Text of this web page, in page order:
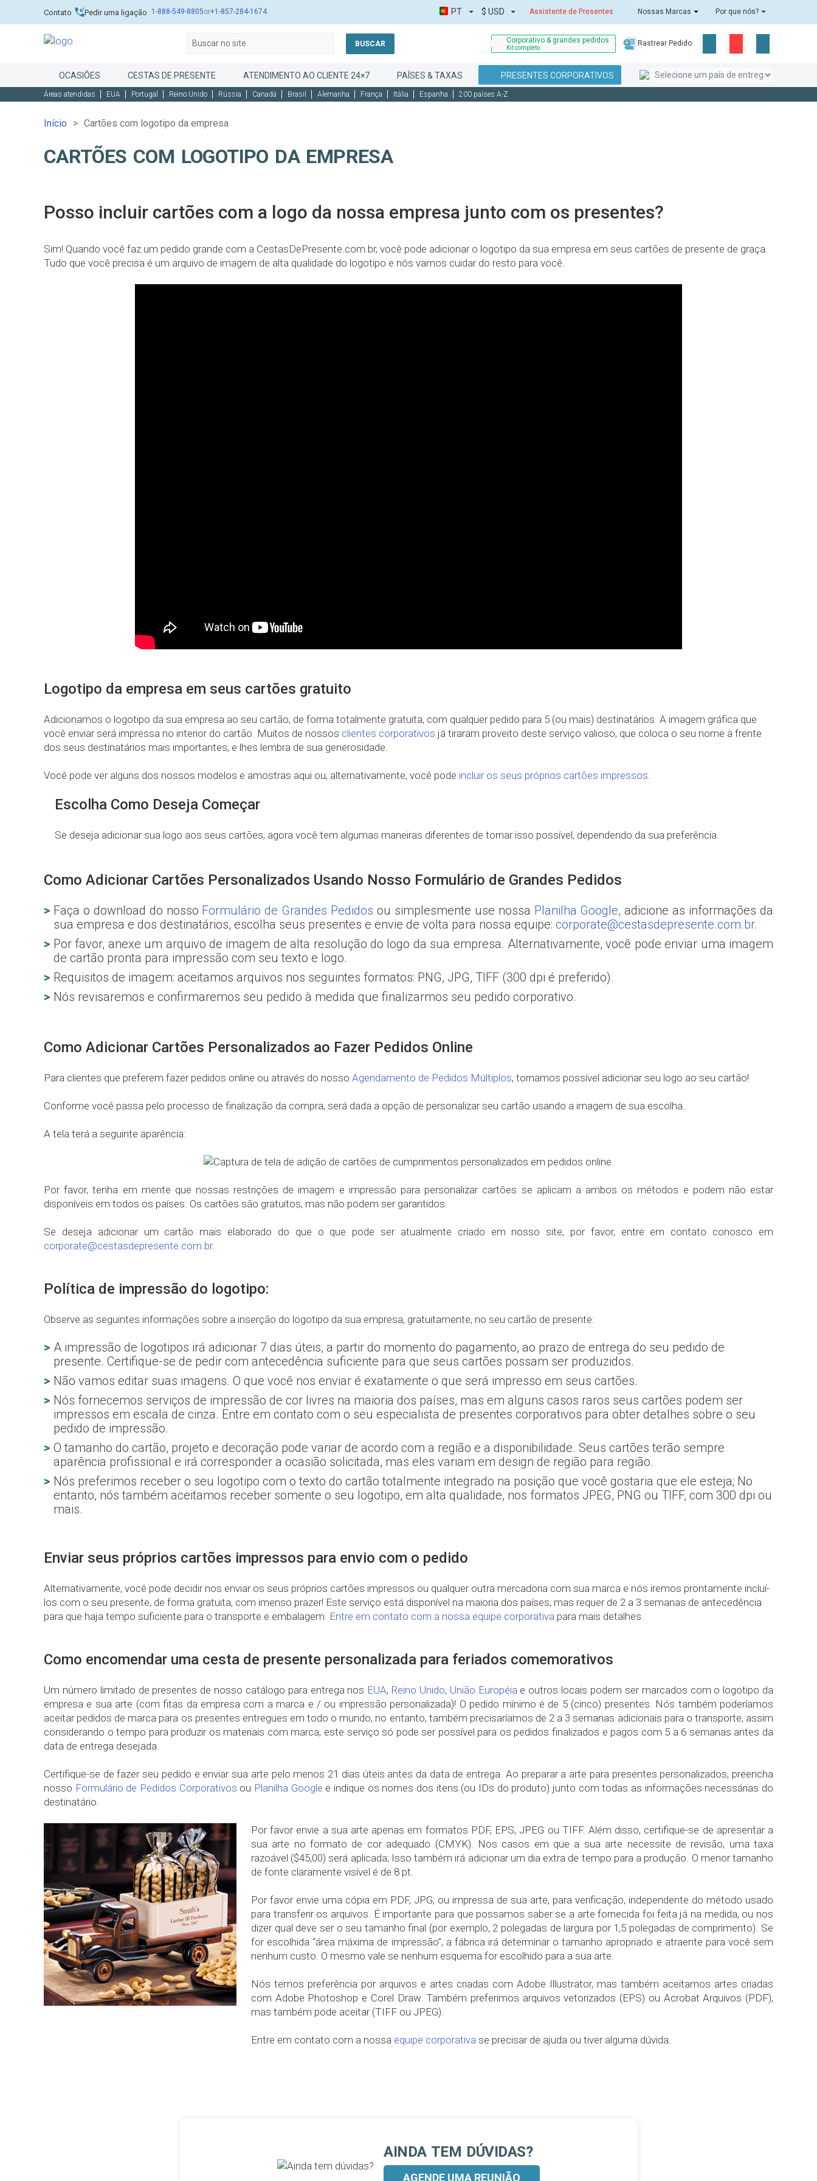
Contato Pedir uma ligação 1-888-549-8805or+1-857-284-1674 Assistente de Presentes Nossas Marcas Por que nós?
PT $ USD
BUSCAR Corporativo & grandes pedidos
Kit completo
Rastrear Pedido
OCASIÕES CESTAS DE PRESENTE ATENDIMENTO AO CLIENTE 24×7 PAÍSES & TAXAS PRESENTES CORPORATIVOS
Áreas atendidas EUA Portugal Reino Unido Rússia Canadá Brasil Alemanha França Itália Espanha 200 países A-Z
Início Cartões com logotipo da empresa
CARTÕES COM LOGOTIPO DA EMPRESA
Posso incluir cartões com a logo da nossa empresa junto com os presentes?
Sim! Quando você faz um pedido grande com a CestasDePresente.com.br, você pode adicionar o logotipo da sua empresa em seus cartões de presente de graça.
Tudo que você precisa é um arquivo de imagem de alta qualidade do logotipo e nós vamos cuidar do resto para você.
Logotipo da empresa em seus cartões gratuito
Adicionamos o logotipo da sua empresa ao seu cartão, de forma totalmente gratuita, com qualquer pedido para 5 (ou mais) destinatários. A imagem gráfica que
você enviar será impressa no interior do cartão. Muitos de nossos clientes corporativos já tiraram proveito deste serviço valioso, que coloca o seu nome à frente
dos seus destinatários mais importantes, e lhes lembra de sua generosidade.
Você pode ver alguns dos nossos modelos e amostras aqui ou, alternativamente, você pode incluir os seus próprios cartões impressos.
Escolha Como Deseja Começar
Se deseja adicionar sua logo aos seus cartões, agora você tem algumas maneiras diferentes de tornar isso possível, dependendo da sua preferência.
Como Adicionar Cartões Personalizados Usando Nosso Formulário de Grandes Pedidos
Faça o download do nosso Formulário de Grandes Pedidos ou simplesmente use nossa Planilha Google, adicione as informações da
sua empresa e dos destinatários, escolha seus presentes e envie de volta para nossa equipe: corporate@cestasdepresente.com.br.
Por favor, anexe um arquivo de imagem de alta resolução do logo da sua empresa. Alternativamente, você pode enviar uma imagem
de cartão pronta para impressão com seu texto e logo.
Requisitos de imagem: aceitamos arquivos nos seguintes formatos: PNG, JPG, TIFF (300 dpi é preferido).
Nós revisaremos e confirmaremos seu pedido à medida que finalizarmos seu pedido corporativo.
Como Adicionar Cartões Personalizados ao Fazer Pedidos Online
Para clientes que preferem fazer pedidos online ou através do nosso Agendamento de Pedidos Múltiplos, tornamos possível adicionar seu logo ao seu cartão!
Conforme você passa pelo processo de finalização da compra, será dada a opção de personalizar seu cartão usando a imagem de sua escolha.
A tela terá a seguinte aparência:
Por favor, tenha em mente que nossas restrições de imagem e impressão para personalizar cartões se aplicam a ambos os métodos e podem não estar
disponíveis em todos os países. Os cartões são gratuitos, mas não podem ser garantidos.
Se deseja adicionar um cartão mais elaborado do que o que pode ser atualmente criado em nosso site, por favor, entre em contato conosco em
corporate@cestasdepresente.com.br.
Política de impressão do logotipo:
Observe as seguintes informações sobre a inserção do logotipo da sua empresa, gratuitamente, no seu cartão de presente:
A impressão de logotipos irá adicionar 7 dias úteis, a partir do momento do pagamento, ao prazo de entrega do seu pedido de
presente. Certifique-se de pedir com antecedência suficiente para que seus cartões possam ser produzidos.
Não vamos editar suas imagens. O que você nos enviar é exatamente o que será impresso em seus cartões.
Nós fornecemos serviços de impressão de cor livres na maioria dos países, mas em alguns casos raros seus cartões podem ser
impressos em escala de cinza. Entre em contato com o seu especialista de presentes corporativos para obter detalhes sobre o seu
pedido de impressão.
O tamanho do cartão, projeto e decoração pode variar de acordo com a região e a disponibilidade. Seus cartões terão sempre
aparência profissional e irá corresponder a ocasião solicitada, mas eles variam em design de região para região.
Nós preferimos receber o seu logotipo com o texto do cartão totalmente integrado na posição que você gostaria que ele esteja; No
entanto, nós também aceitamos receber somente o seu logotipo, em alta qualidade, nos formatos JPEG, PNG ou TIFF, com 300 dpi ou
mais.
Enviar seus próprios cartões impressos para envio com o pedido
Alternativamente, você pode decidir nos enviar os seus próprios cartões impressos ou qualquer outra mercadoria com sua marca e nós iremos prontamente incluí-
los com o seu presente, de forma gratuita, com imenso prazer! Este serviço está disponível na maioria dos países, mas requer de 2 a 3 semanas de antecedência
para que haja tempo suficiente para o transporte e embalagem. Entre em contato com a nossa equipe corporativa para mais detalhes.
Como encomendar uma cesta de presente personalizada para feriados comemorativos
Um número limitado de presentes de nosso catálogo para entrega nos EUA, Reino Unido, União Européiae outros locais podem ser marcados com o logotipo da
empresa e sua arte (com fitas da empresa com a marca e / ou impressão personalizada)! O pedido mínimo é de 5 (cinco) presentes. Nós também poderíamos
aceitar pedidos de marca para os presentes entregues em todo o mundo, no entanto, também precisaríamos de 2 a 3 semanas adicionais para o transporte, assim
considerando o tempo para produzir os materiais com marca, este serviço só pode ser possível para os pedidos finalizados e pagos com 5 a 6 semanas antes da
data de entrega desejada.
Certifique-se de fazer seu pedido e enviar sua arte pelo menos 21 dias úteis antes da data de entrega. Ao preparar a arte para presentes personalizados, preencha
nosso Formulário de Pedidos Corporativos ou Planilha Google e indique os nomes dos itens (ou IDs do produto) junto com todas as informações necessárias do
destinatário.
Por favor envie a sua arte apenas em formatos PDF, EPS, JPEG ou TIFF. Além disso, certifique-se de apresentar a
sua arte no formato de cor adequado (CMYK). Nos casos em que a sua arte necessite de revisão, uma taxa
razoável ($45,00) será aplicada; Isso também irá adicionar um dia extra de tempo para a produção. O menor tamanho
de fonte claramente visível é de 8 pt.
Por favor envie uma cópia em PDF, JPG, ou impressa de sua arte, para verificação, independente do método usado
para transferir os arquivos. É importante para que possamos saber se a arte fornecida foi feita já na medida, ou nos
dizer qual deve ser o seu tamanho final (por exemplo, 2 polegadas de largura por 1,5 polegadas de comprimento). Se
for escolhida “área máxima de impressão”, a fábrica irá determinar o tamanho apropriado e atraente para você sem
nenhum custo. O mesmo vale se nenhum esquema for escolhido para a sua arte.
Nós temos preferência por arquivos e artes criadas com Adobe Illustrator, mas também aceitamos artes criadas
com Adobe Photoshop e Corel Draw. Também preferimos arquivos vetorizados (EPS) ou Acrobat Arquivos (PDF),
mas também pode aceitar (TIFF ou JPEG).
Entre em contato com a nossa equipe corporativa se precisar de ajuda ou tiver alguma dúvida.
AINDA TEM DÚVIDAS?
AGENDE UMA REUNIÃO